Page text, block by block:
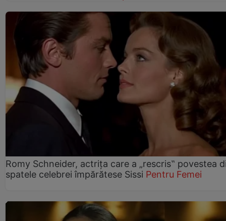
Romy Schneider, actrița care a „rescris‟ povestea
spatele celebrei împărătese Sissi Pentru Femei